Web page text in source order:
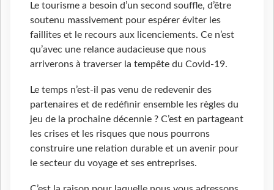
Le tourisme a besoin d’un second souffle, d’être
soutenu massivement pour espérer éviter les
faillites et le recours aux licenciements. Ce n’est
qu’avec une relance audacieuse que nous
arriverons à traverser la tempête du Covid-19.
Le temps n’est-il pas venu de redevenir des
partenaires et de redéfinir ensemble les règles du
jeu de la prochaine décennie ? C’est en partageant
les crises et les risques que nous pourrons
construire une relation durable et un avenir pour
le secteur du voyage et ses entreprises.